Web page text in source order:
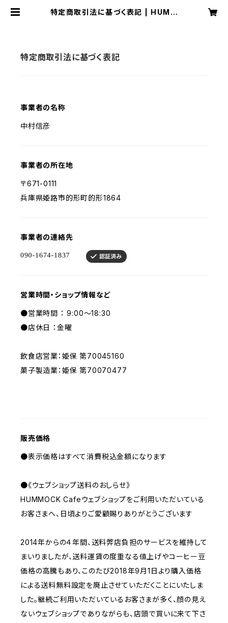
特定商取引法に基づく表記 | HUMM
特定商取引法に基づく表記
事業者の名称
中村信彦
事業者の所在地
〒671-0111
兵庫県姫路市的形町的形1864
事業者の連絡先
営業時間・ショップ情報など
●営業時間 ： 9:00～18:30
●店休日 ：金曜
飲食店営業：姫保 第70045160
菓子製造業：姫保 第70070477
販売価格
●表示価格はすべて消費税込金額になります
●《ウェブショップ送料のおしらせ》
HUMMOCK Cafeウェブショップをご利用いただいている
お客さまへ、日頃よりご愛顧賜りありがとうございます
2014年からの４年間、送料弊店負担のサービスを維持して
まいりましたが、送料運賃の度重なる値上げやコーヒー豆
価格の高騰もあり、このたび2018年9月1日より購入価格
による送料無料設定を廃止させていただくことにいたしま
した。継続ご利用いただいているお客さまが多く、顔の見え
ないウェブショップでありながらも、店頭で買いに来て下さ